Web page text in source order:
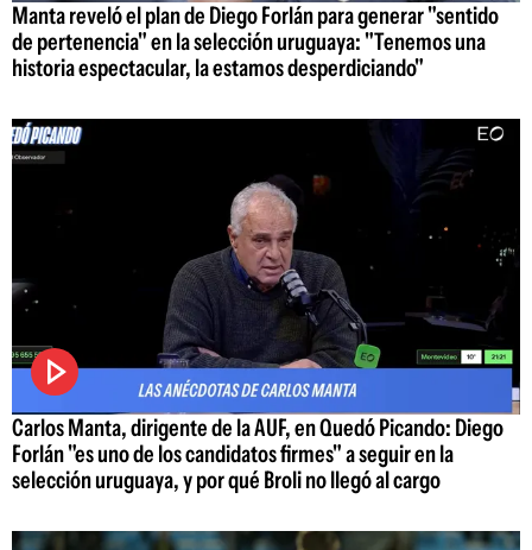
Manta reveló el plan de Diego Forlán para generar "sentido
de pertenencia" en la selección uruguaya: "Tenemos una
historia espectacular, la estamos desperdiciando"
Carlos Manta, dirigente de la AUF, en Quedó Picando: Diego
Forlán "es uno de los candidatos firmes" a seguir en la
selección uruguaya, y por qué Broli no llegó al cargo